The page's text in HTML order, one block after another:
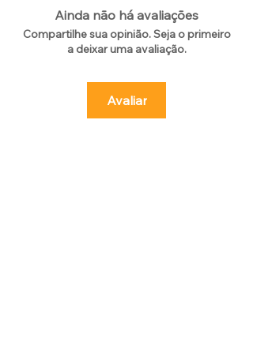
Ainda não há avaliações
Compartilhe sua opinião. Seja o primeiro
a deixar uma avaliação.
Avaliar